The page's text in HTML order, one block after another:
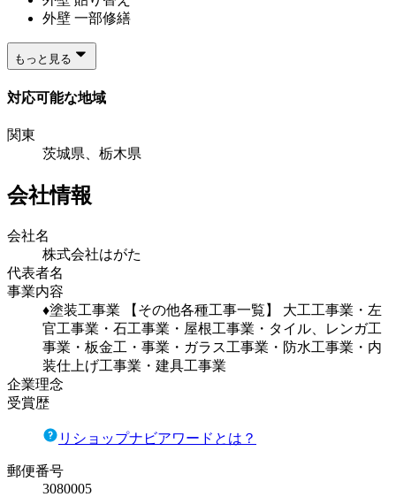
外壁 一部修繕
もっと見る
対応可能な地域
関東
茨城県、栃木県
会社情報
会社名
株式会社はがた
代表者名
事業内容
♦塗装工事業 【その他各種工事一覧】 大工工事業・左
官工事業・石工事業・屋根工事業・タイル、レンガ工
事業・板金工・事業・ガラス工事業・防水工事業・内
装仕上げ工事業・建具工事業
企業理念
受賞歴
リショップナビアワードとは？
郵便番号
3080005